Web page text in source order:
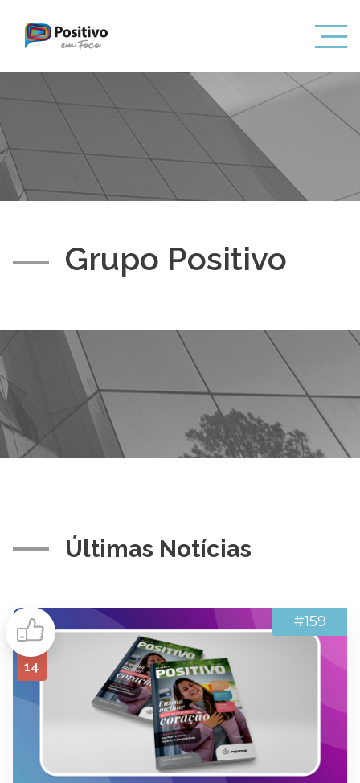
Grupo Positivo
Últimas Notícias
14
#159